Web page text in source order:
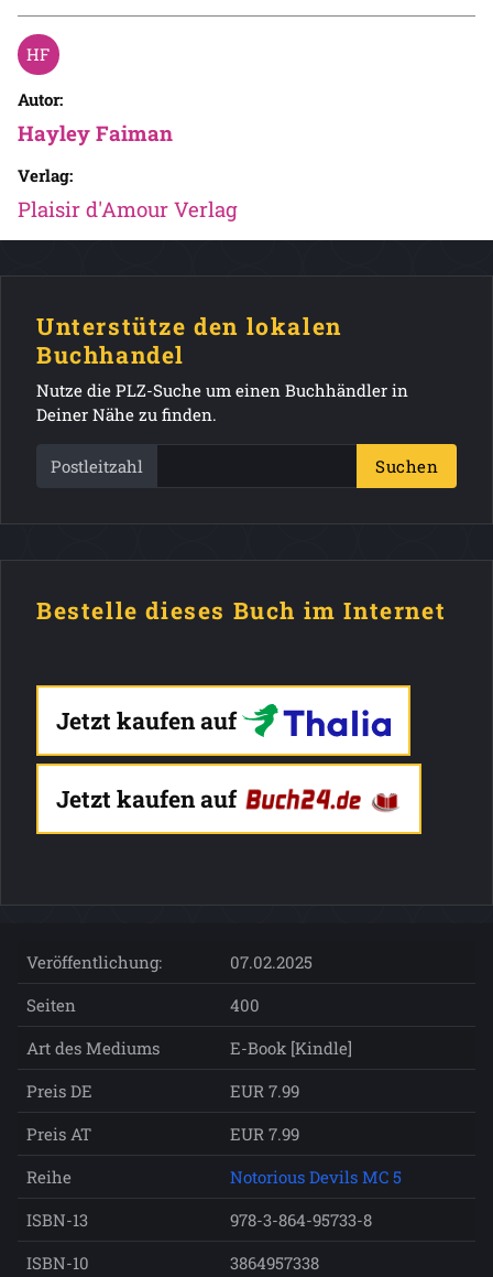
Autor:
Hayley Faiman
Verlag:
Plaisir d'Amour Verlag
Unterstütze den lokalen
Buchhandel
Nutze die PLZ-Suche um einen Buchhändler in
Deiner Nähe zu finden.
Postleitzahl Suchen
Bestelle dieses Buch im Internet
Jetzt kaufen auf
Jetzt kaufen auf
Veröffentlichung:
07.02.2025
Seiten
400
Art des Mediums
E-Book [Kindle]
Preis DE
EUR 7.99
Preis AT
EUR 7.99
Reihe
Notorious Devils MC 5
ISBN-13
978-3-864-95733-8
ISBN-10
3864957338